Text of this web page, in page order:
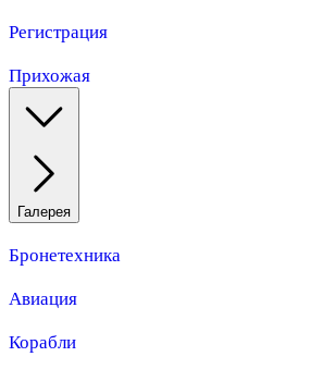
Регистрация
Прихожая
Галерея
Бронетехника
Авиация
Корабли